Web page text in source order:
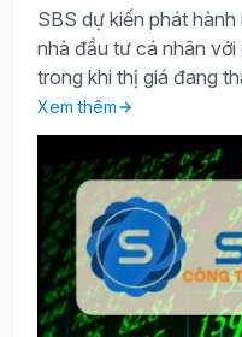
SBS dự kiến phát
nhà đầu tư cá nhân
trong khi thị giá đang
Xem thêm